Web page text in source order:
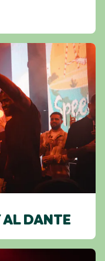
AL DANTE